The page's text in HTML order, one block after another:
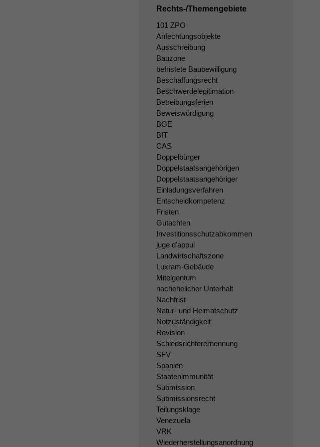
Rechts-/Themengebiete
101 ZPO
Anfechtungsobjekte
Ausschreibung
Bauzone
befristete Baubewilligung
Beschaffungsrecht
Beschwerdelegitimation
Betreibungsferien
Beweiswürdigung
BGE
BIT
CAS
Doppelbürger
Doppelstaatsangehörigen
Doppelstaatsangehöriger
Einladungsverfahren
Entscheidkompetenz
Fristen
Gutachten
Investitionsschutzabkommen
juge d'appui
Landwirtschaftszone
Luxram-Gebäude
Miteigentum
nachehelicher Unterhalt
Nachfrist
Natur- und Heimatschutz
Notzuständigkeit
Revision
Schiedsrichterernennung
SFV
Spanien
Staatenimmunität
Submission
Submissionsrecht
Teilungsklage
Venezuela
VRK
Wiederherstellungsanordnung